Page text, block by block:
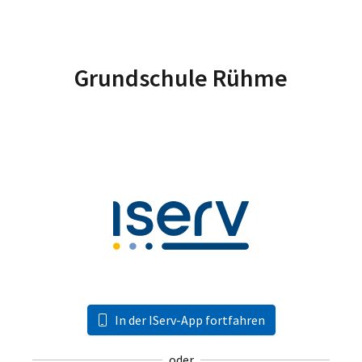
Grundschule Rühme
In der IServ-App fortfahren